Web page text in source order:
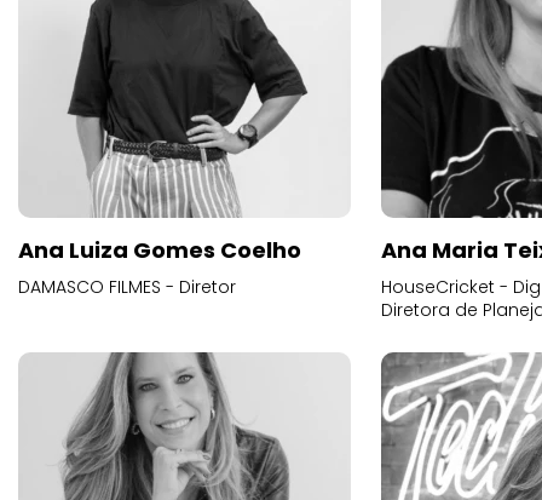
Ana Luiza Gomes Coelho
DAMASCO FILMES - Diretor
Ana Maria
HouseCricket -
Diretora de